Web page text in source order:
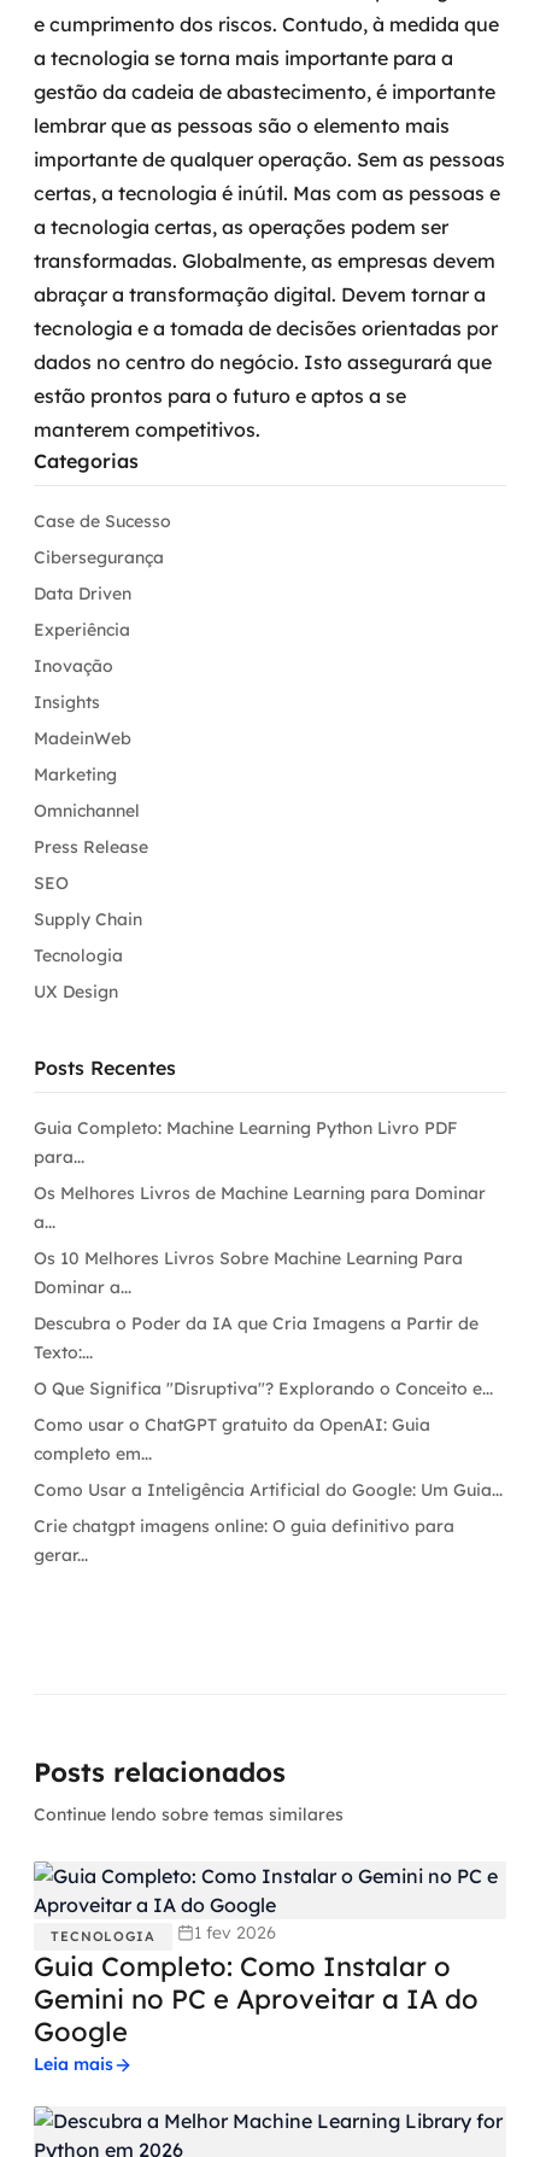
e cumprimento dos riscos. Contudo, à medida que
a tecnologia se torna mais importante para a
gestão da cadeia de abastecimento, é importante
lembrar que as pessoas são o elemento mais
importante de qualquer operação. Sem as pessoas
certas, a tecnologia é inútil. Mas com as pessoas e
a tecnologia certas, as operações podem ser
transformadas. Globalmente, as empresas devem
abraçar a transformação digital. Devem tornar a
tecnologia e a tomada de decisões orientadas por
dados no centro do negócio. Isto assegurará que
estão prontos para o futuro e aptos a se
manterem competitivos.
Categorias
Case de Sucesso
Cibersegurança
Data Driven
Experiência
Inovação
Insights
MadeinWeb
Marketing
Omnichannel
Press Release
SEO
Supply Chain
Tecnologia
UX Design
Posts Recentes
Guia Completo: Machine Learning Python Livro PDF
para...
Os Melhores Livros de Machine Learning para Dominar
a...
Os 10 Melhores Livros Sobre Machine Learning Para
Dominar a...
Descubra o Poder da IA que Cria Imagens a Partir de
Texto:...
O Que Significa "Disruptiva"? Explorando o Conceito e...
Como usar o ChatGPT gratuito da OpenAI: Guia
completo em...
Como Usar a Inteligência Artificial do Google: Um Guia...
Crie chatgpt imagens online: O guia definitivo para
gerar...
Posts relacionados
Continue lendo sobre temas similares
TECNOLOGIA 1 fev 2026
Guia Completo: Como Instalar o
Gemini no PC e Aproveitar a IA do
Google
Leia mais